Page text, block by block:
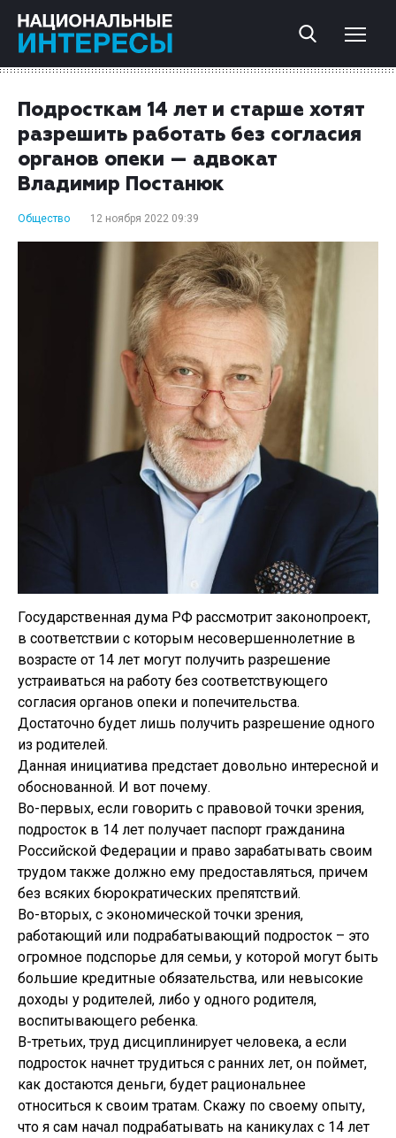
Подросткам 14 лет и старше хотят
разрешить работать без согласия
органов опеки — адвокат
Владимир Постанюк
Общество 12 ноября 2022 09:39
Государственная дума РФ рассмотрит законопроект,
в соответствии с которым несовершеннолетние в
возрасте от 14 лет могут получить разрешение
устраиваться на работу без соответствующего
согласия органов опеки и попечительства.
Достаточно будет лишь получить разрешение одного
из родителей.
Данная инициатива предстает довольно интересной и
обоснованной. И вот почему.
Во-первых, если говорить с правовой точки зрения,
подросток в 14 лет получает паспорт гражданина
Российской Федерации и право зарабатывать своим
трудом также должно ему предоставляться, причем
без всяких бюрократических препятствий.
Во-вторых, с экономической точки зрения,
работающий или подрабатывающий подросток – это
огромное подспорье для семьи, у которой могут быть
большие кредитные обязательства, или невысокие
доходы у родителей, либо у одного родителя,
воспитывающего ребенка.
В-третьих, труд дисциплинирует человека, а если
подросток начнет трудиться с ранних лет, он поймет,
как достаются деньги, будет рациональнее
относиться к своим тратам. Скажу по своему опыту,
что я сам начал подрабатывать на каникулах с 14 лет